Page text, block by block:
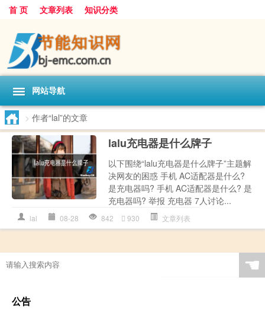
首 页 文章列表 知识分类
网站导航
> 作者“lal”的文章
lalu充电器是什么牌子
以下围绕“lalu充电器是什么牌子”主题解
决网友的困惑 手机 AC适配器是什么?
是充电器吗? 手机 AC适配器是什么? 是
充电器吗? 举报 充电器 7人讨论...
lal 08-28 842 930 文章列表
☚
公告